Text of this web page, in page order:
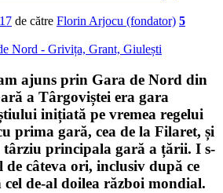
de către Florin Arjocu (fondator) 5
ajuns prin Gara de Nord din
a Târgoviștei era gara
inițiată pe vremea regelui
prima gară, cea de la Filaret, și
târziu principala gară a țării. I s-
de câteva ori, inclusiv după ce
de-al doilea război mondial.